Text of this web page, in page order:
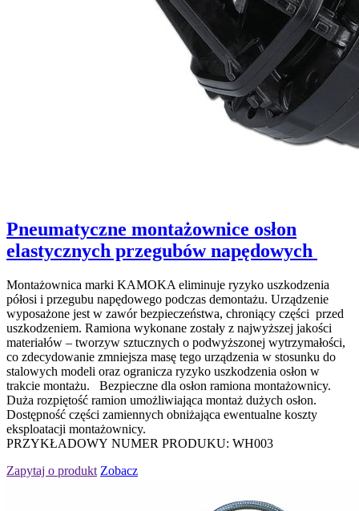
Pneumatyczne montażownice osłon
elastycznych przegubów napędowych
Montażownica marki KAMOKA eliminuje ryzyko uszkodzenia
półosi i przegubu napędowego podczas demontażu. Urządzenie
wyposażone jest w zawór bezpieczeństwa, chroniący części przed
uszkodzeniem. Ramiona wykonane zostały z najwyższej jakości
materiałów – tworzyw sztucznych o podwyższonej wytrzymałości,
co zdecydowanie zmniejsza masę tego urządzenia w stosunku do
stalowych modeli oraz ogranicza ryzyko uszkodzenia osłon w
trakcie montażu. Bezpieczne dla osłon ramiona montażownicy.
Duża rozpiętość ramion umożliwiająca montaż dużych osłon.
Dostępność części zamiennych obniżająca ewentualne koszty
eksploatacji montażownicy.
PRZYKŁADOWY NUMER PRODUKU: WH003
Zapytaj o produkt Zobacz